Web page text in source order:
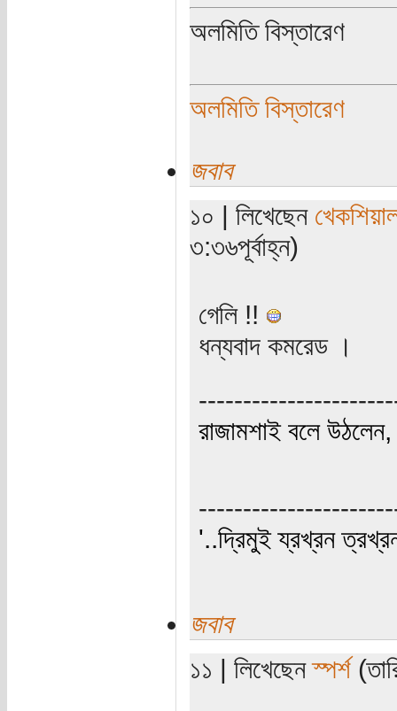
অলমিতি বিস্তারেণ
অলমিতি বিস্তারেণ
জবাব
১০ | লিখেছেন
৩:৩৬পূর্বাহ্ন)
গেলি !!
ধন্যবাদ কমরেড ।
রাজামশাই বলে
'..দ্রিমুই য্রখ্রন
জবাব
১১ | লিখেছেনস্পর্শ